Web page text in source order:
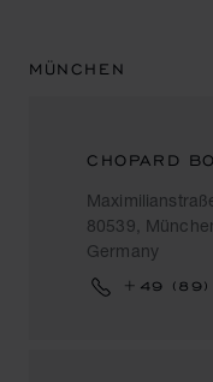
MÜNCHEN
CHOPARD
80539,
Germany
+49